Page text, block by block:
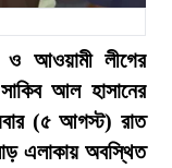
ও আওয়ামী লীগের
আল হাসানের
(৫ আগস্ট) রাত
এলাকায় অবস্থিত